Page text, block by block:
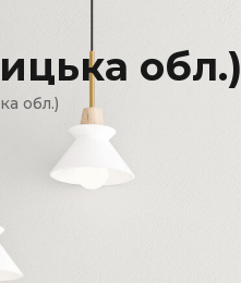
Marshall
обл.)
обл.)